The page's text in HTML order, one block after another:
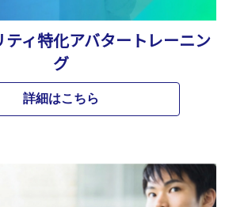
ィ特化アバタートレーニン
グ
詳細はこちら